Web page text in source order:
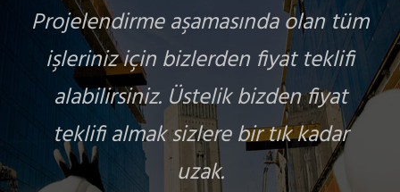
Projelendirme aşamasında olan tüm
işleriniz için bizlerden fiyat teklifi
alabilirsiniz. Üstelik bizden fiyat
teklifi almak sizlere bir tık kadar
uzak.